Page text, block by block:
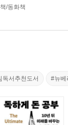
/동화책
서추천도서 #뉴베